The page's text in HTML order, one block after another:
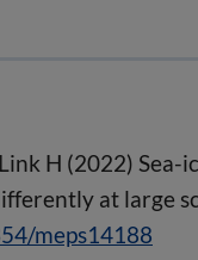
H (2022)
at large
meps14188